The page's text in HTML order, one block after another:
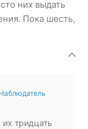
них выдать
Пока шесть,
их тридцать